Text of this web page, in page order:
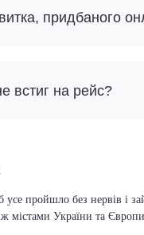
придбаного
встиг на рейс?
пройшло без нервів і
містами України та